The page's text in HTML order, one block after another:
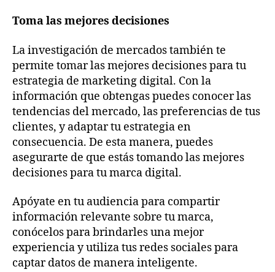
Toma las mejores decisiones
La investigación de mercados también te
permite tomar las mejores decisiones para tu
estrategia de marketing digital. Con la
información que obtengas puedes conocer las
tendencias del mercado, las preferencias de tus
clientes, y adaptar tu estrategia en
consecuencia. De esta manera, puedes
asegurarte de que estás tomando las mejores
decisiones para tu marca digital.
Apóyate en tu audiencia para compartir
información relevante sobre tu marca,
conócelos para brindarles una mejor
experiencia y utiliza tus redes sociales para
captar datos de manera inteligente.